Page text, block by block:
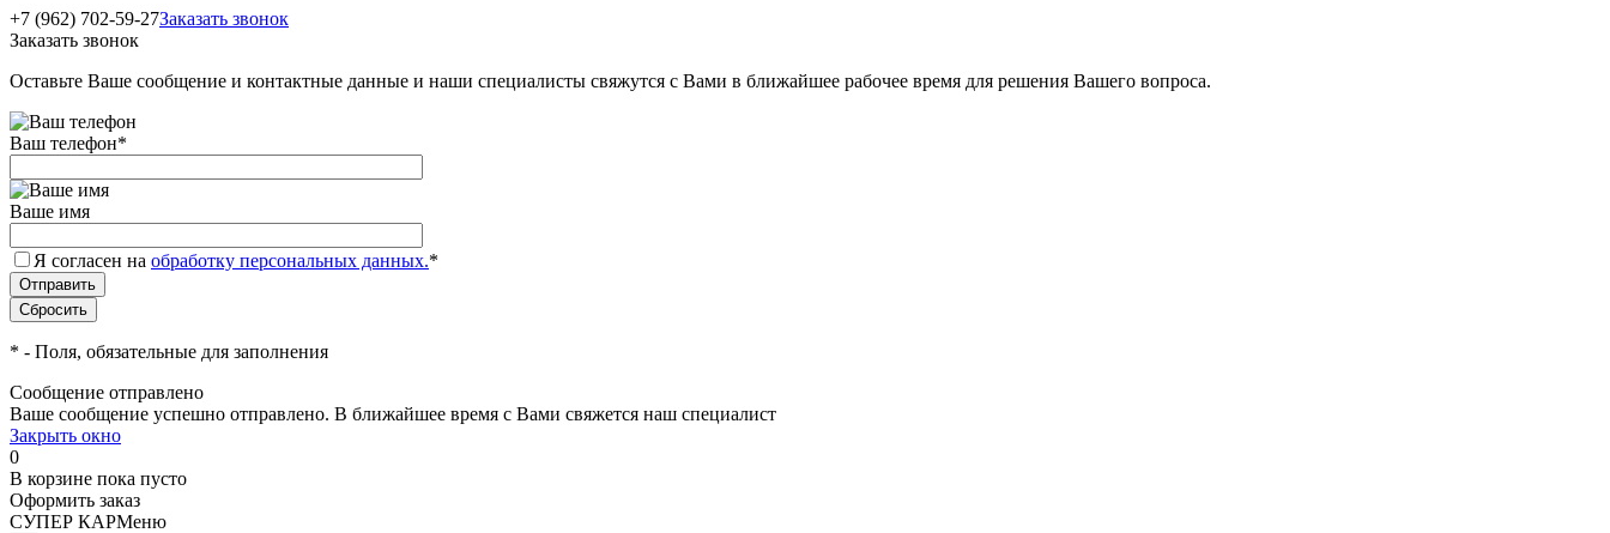
+7 (962) 702-59-27Заказать звонок
Заказать звонок
Оставьте Ваше сообщение и контактные данные и наши специалисты свяжутся с Вами в ближайшее рабочее время для решения Вашего вопроса.
Ваш телефон*
Ваше имя
Я согласен на обработку персональных данных.*
* - Поля, обязательные для заполнения
Сообщение отправлено
Ваше сообщение успешно отправлено. В ближайшее время с Вами свяжется наш специалист
Закрыть окно
0
В корзине пока пусто
Оформить заказ
СУПЕР КАРМеню